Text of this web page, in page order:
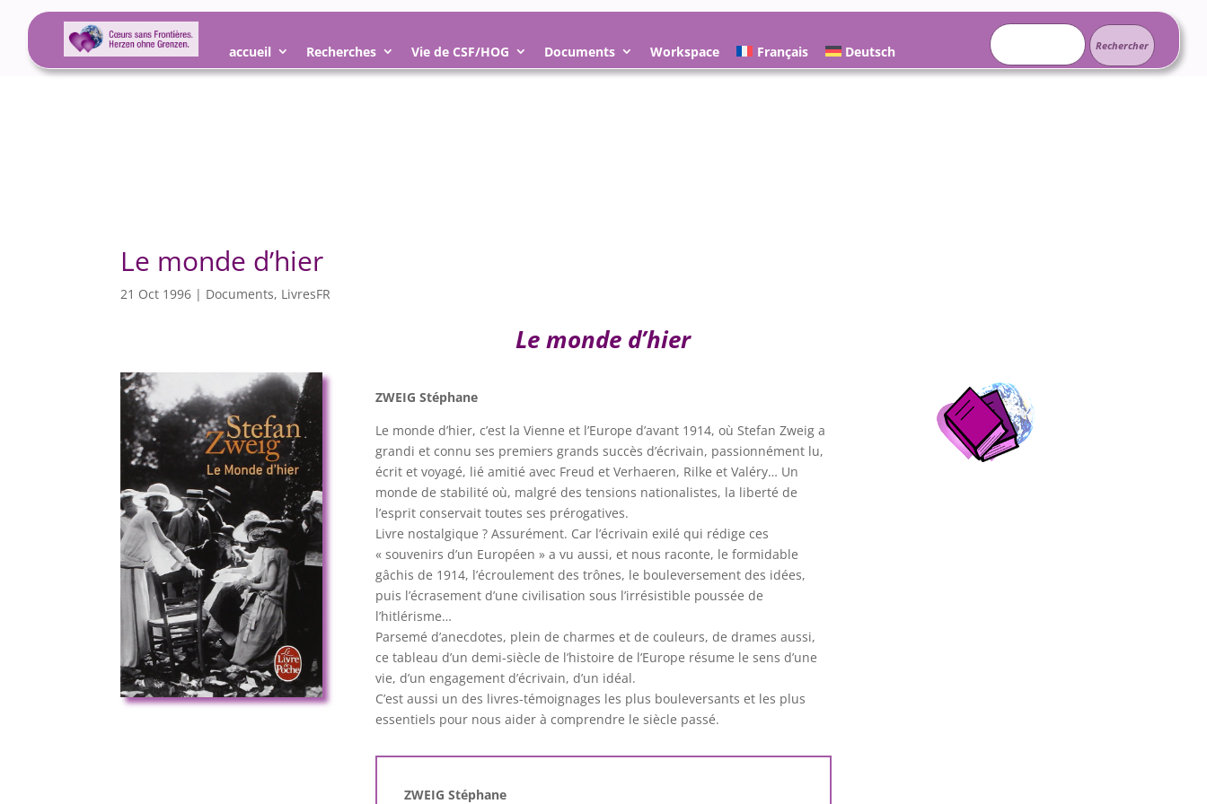
accueil Recherches Vie de CSF/HOG Documents Workspace Français Deutsch
Rechercher :
Le monde d’hier
21 Oct 1996 | Documents, LivresFR
Le monde d’hier
ZWEIG Stéphane
Le monde d’hier, c’est la Vienne et l’Europe d’avant 1914, où Stefan Zweig a
grandi et connu ses premiers grands succès d’écrivain, passionnément lu,
écrit et voyagé, lié amitié avec Freud et Verhaeren, Rilke et Valéry… Un
monde de stabilité où, malgré des tensions nationalistes, la liberté de
l’esprit conservait toutes ses prérogatives.
Livre nostalgique ? Assurément. Car l’écrivain exilé qui rédige ces
« souvenirs d’un Européen » a vu aussi, et nous raconte, le formidable
gâchis de 1914, l’écroulement des trônes, le bouleversement des idées,
puis l’écrasement d’une civilisation sous l’irrésistible poussée de
l’hitlérisme…
Parsemé d’anecdotes, plein de charmes et de couleurs, de drames aussi,
ce tableau d’un demi-siècle de l’histoire de l’Europe résume le sens d’une
vie, d’un engagement d’écrivain, d’un idéal.
C’est aussi un des livres-témoignages les plus bouleversants et les plus
essentiels pour nous aider à comprendre le siècle passé.
ZWEIG Stéphane